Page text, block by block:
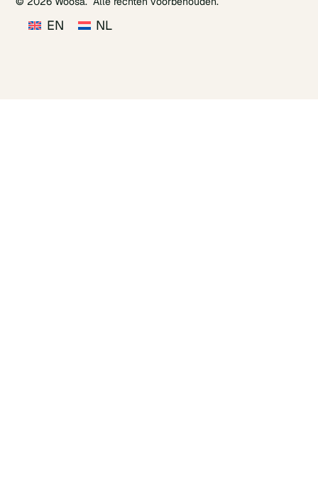
EN NL